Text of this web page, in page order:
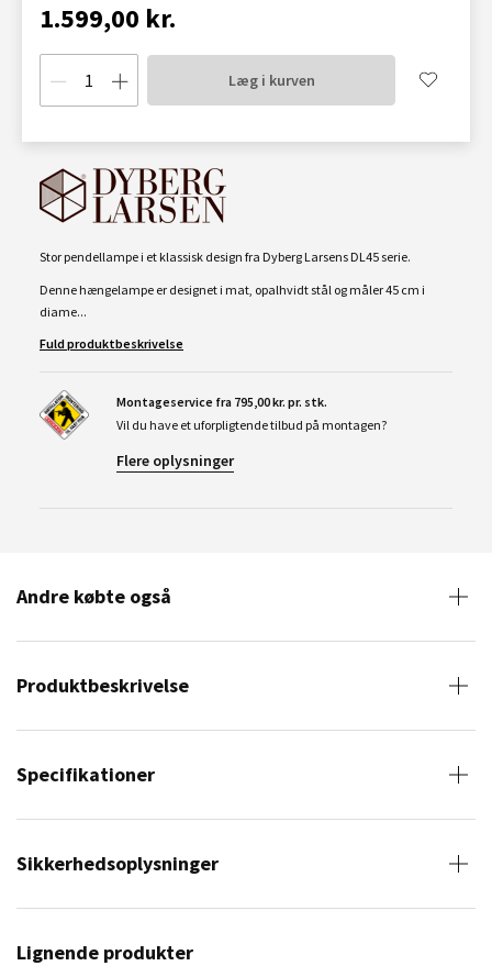
1.599,00 kr.
Læg i kurven
Stor pendellampe i et klassisk design fra Dyberg Larsens DL45 serie.
Denne hængelampe er designet i mat, opalhvidt stål og måler 45 cm i
diame...
Fuld produktbeskrivelse
Montageservice fra 795,00 kr. pr. stk.
Vil du have et uforpligtende tilbud på montagen?
Flere oplysninger
Andre købte også
Produktbeskrivelse
Specifikationer
Sikkerhedsoplysninger
Lignende produkter